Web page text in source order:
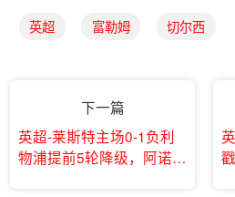
英超 富勒姆 切尔西
下一篇
英超-莱斯特主场0-1负利
物浦提前5轮降级，阿诺德